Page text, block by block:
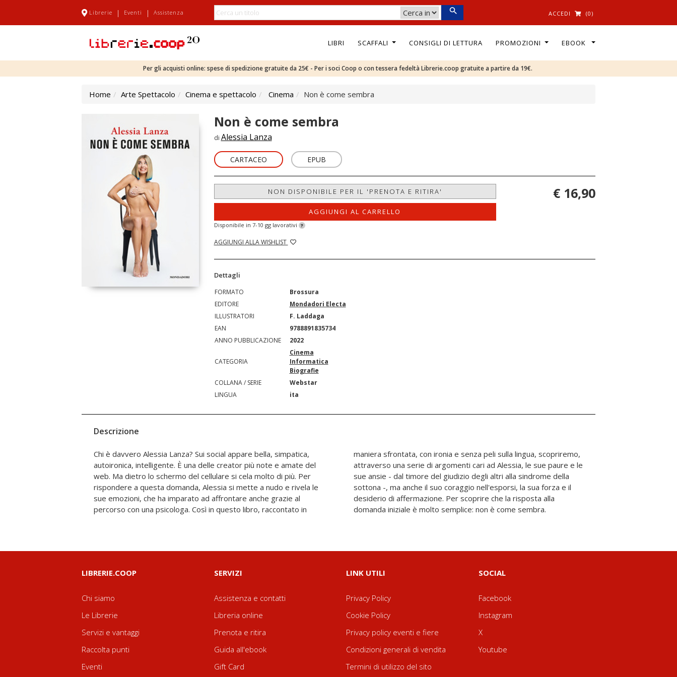
Librerie | Eventi | Assistenza ACCEDI (0)
LIBRI SCAFFALI CONSIGLI DI LETTURA PROMOZIONI EBOOK
Per gli acquisti online: spese di spedizione gratuite da 25€ - Per i soci Coop o con tessera fedeltà Librerie.coop gratuite a partire da 19€.
Home Arte Spettacolo Cinema e spettacolo Cinema Non è come sembra
Non è come sembra
di Alessia Lanza
CARTACEO EPUB
NON DISPONIBILE PER IL 'PRENOTA E RITIRA'
AGGIUNGI AL CARRELLO
Disponibile in 7-10 gg lavorativi ?
AGGIUNGI ALLA WISHLIST
€ 16,90
Dettagli
FORMATO
Brossura
EDITORE
Mondadori Electa
ILLUSTRATORI
F. Laddaga
EAN
9788891835734
ANNO PUBBLICAZIONE
2022
CATEGORIA
Cinema
Informatica
Biografie
COLLANA / SERIE
Webstar
LINGUA
ita
Descrizione
Chi è davvero Alessia Lanza? Sui social appare bella, simpatica,
autoironica, intelligente. È una delle creator più note e amate del
web. Ma dietro lo schermo del cellulare si cela molto di più. Per
rispondere a questa domanda, Alessia si mette a nudo e rivela le
sue emozioni, che ha imparato ad affrontare anche grazie al
percorso con una psicologa. Così in questo libro, raccontato in
maniera sfrontata, con ironia e senza peli sulla lingua, scopriremo,
attraverso una serie di argomenti cari ad Alessia, le sue paure e le
sue ansie - dal timore del giudizio degli altri alla sindrome della
sottona -, ma anche il suo coraggio nell'esporsi, la sua forza e il
desiderio di affermazione. Per scoprire che la risposta alla
domanda iniziale è molto semplice: non è come sembra.
LIBRERIE.COOP
Chi siamo
Le Librerie
Servizi e vantaggi
Raccolta punti
Eventi
SERVIZI
Assistenza e contatti
Libreria online
Prenota e ritira
Guida all'ebook
Gift Card
LINK UTILI
Privacy Policy
Cookie Policy
Privacy policy eventi e fiere
Condizioni generali di vendita
Termini di utilizzo del sito
SOCIAL
Facebook
Instagram
X
Youtube